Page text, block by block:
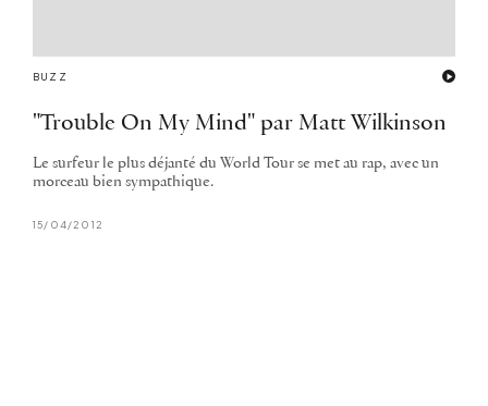
BUZZ
"Trouble On My Mind" par Matt Wilkinson
Le surfeur le plus déjanté du World Tour se met au rap, avec un
morceau bien sympathique.
15/04/2012